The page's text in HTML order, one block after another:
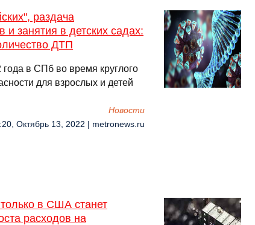
раздача
занятия в детских садах:
ДТП
в СПб во время круглого
для взрослых и детей
Новости
Октябрь 13, 2022 | metronews.ru
в США станет
расходов на